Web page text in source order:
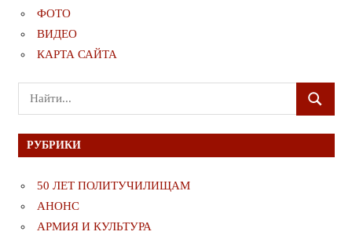
ФОТО
ВИДЕО
КАРТА САЙТА
Поиск
для:
ПОИСК
РУБРИКИ
50 ЛЕТ ПОЛИТУЧИЛИЩАМ
АНОНС
АРМИЯ И КУЛЬТУРА